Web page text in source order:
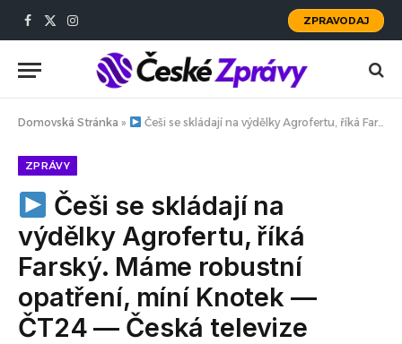
Facebook
X
Instagram
ZPRAVODAJ
Domovská Stránka » Češi se skládají na výdělky Agrofertu, říká Farský. Máme robustní opatření, míní Knotek — ČT24 — Česká televize
ZPRÁVY
Češi se skládají na
výdělky Agrofertu, říká
Farský. Máme robustní
opatření, míní Knotek —
ČT24 — Česká televize